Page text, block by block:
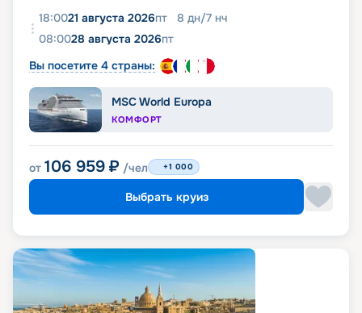
18:0021 августа 2026пт 8 дн/7 нч
08:0028 августа 2026пт
Вы посетите 4 страны:
MSC World Europa
КОМФОРТ
от 106 959 ₽ /чел +1 000
Выбрать круиз